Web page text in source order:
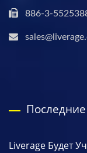
886-3-
Liverage Будет